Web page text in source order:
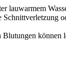
lauwarmem
Schnittverletzung
können